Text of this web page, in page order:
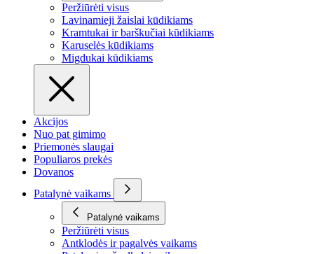
Peržiūrėti visus
Lavinamieji žaislai kūdikiams
Kramtukai ir barškučiai kūdikiams
Karuselės kūdikiams
Migdukai kūdikiams
Akcijos
Nuo pat gimimo
Priemonės slaugai
Populiaros prekės
Dovanos
Patalynė vaikams
Patalynė vaikams
Peržiūrėti visus
Antklodės ir pagalvės vaikams